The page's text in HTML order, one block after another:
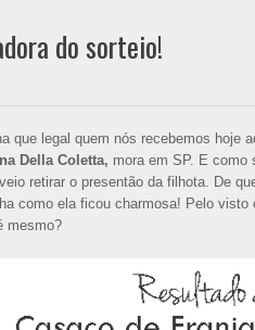
do sorteio!
que legal quem nós recebemos hoje
Della Coletta, mora em SP. E como
retirar o presentão da filhota. De
como ela ficou charmosa! Pelo
mesmo?